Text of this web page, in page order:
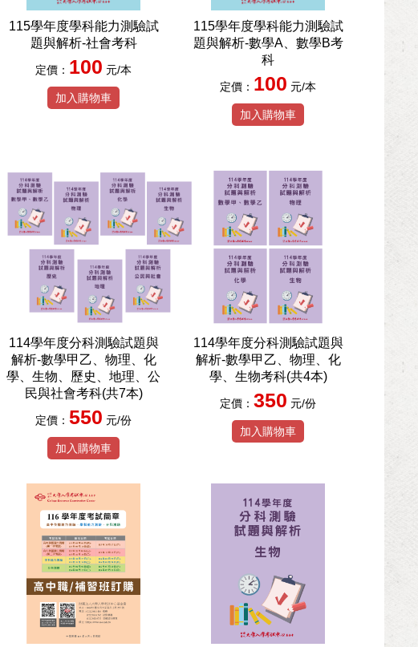
115學年度學科能力測驗試
題與解析-社會考科
定價： 100 元/本
加入購物車
115學年度學科能力測驗試
題與解析-數學A、數學B考
科
定價： 100 元/本
加入購物車
114學年度分科測驗試題與
解析-數學甲乙、物理、化
學、生物、歷史、地理、公
民與社會考科(共7本)
定價： 550 元/份
加入購物車
114學年度分科測驗試題與
解析-數學甲乙、物理、化
學、生物考科(共4本)
定價： 350 元/份
加入購物車